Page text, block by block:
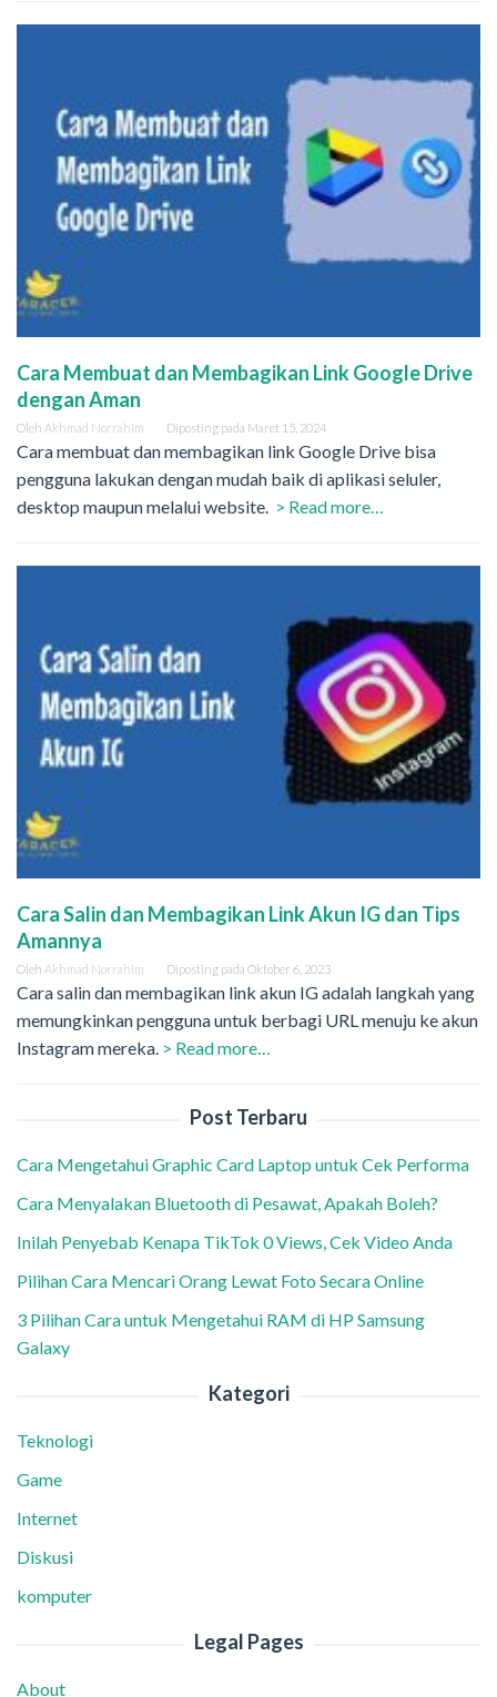
Cara Membuat dan Membagikan Link Google Drive
dengan Aman
Oleh Akhmad Norrahim Diposting pada Maret 15, 2024
Cara membuat dan membagikan link Google Drive bisa
pengguna lakukan dengan mudah baik di aplikasi seluler,
desktop maupun melalui website. > Read more…
Cara Salin dan Membagikan Link Akun IG dan Tips
Amannya
Oleh Akhmad Norrahim Diposting pada Oktober 6, 2023
Cara salin dan membagikan link akun IG adalah langkah yang
memungkinkan pengguna untuk berbagi URL menuju ke akun
Instagram mereka. > Read more…
Post Terbaru
Cara Mengetahui Graphic Card Laptop untuk Cek Performa
Cara Menyalakan Bluetooth di Pesawat, Apakah Boleh?
Inilah Penyebab Kenapa TikTok 0 Views, Cek Video Anda
Pilihan Cara Mencari Orang Lewat Foto Secara Online
3 Pilihan Cara untuk Mengetahui RAM di HP Samsung
Galaxy
Kategori
Teknologi
Game
Internet
Diskusi
komputer
Legal Pages
About